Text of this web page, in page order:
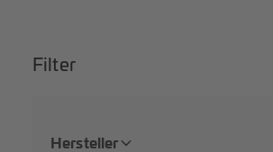
Filter
Hersteller